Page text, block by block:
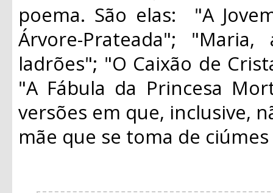
poema. São elas: "A
Árvore-Prateada";
ladrões"; "O Caixão de
"A Fábula da Princesa
versões em que, inclusive,
mãe que se toma de